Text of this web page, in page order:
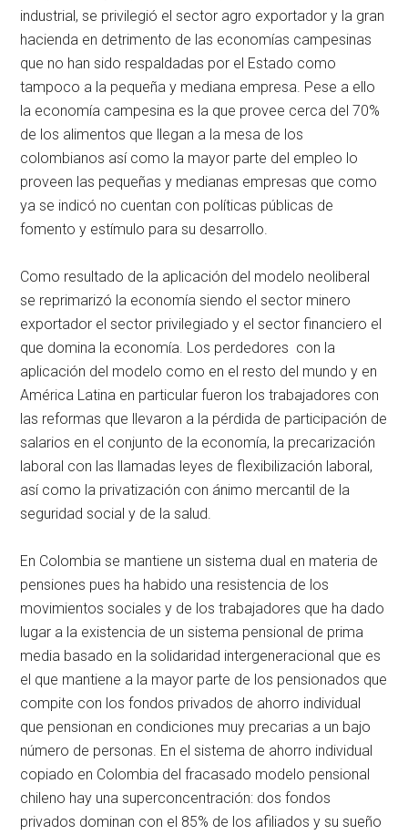
industrial, se privilegió el sector agro exportador y la gran
hacienda en detrimento de las economías campesinas
que no han sido respaldadas por el Estado como
tampoco a la pequeña y mediana empresa. Pese a ello
la economía campesina es la que provee cerca del 70%
de los alimentos que llegan a la mesa de los
colombianos así como la mayor parte del empleo lo
proveen las pequeñas y medianas empresas que como
ya se indicó no cuentan con políticas públicas de
fomento y estímulo para su desarrollo.
Como resultado de la aplicación del modelo neoliberal
se reprimarizó la economía siendo el sector minero
exportador el sector privilegiado y el sector financiero el
que domina la economía. Los perdedores con la
aplicación del modelo como en el resto del mundo y en
América Latina en particular fueron los trabajadores con
las reformas que llevaron a la pérdida de participación de
salarios en el conjunto de la economía, la precarización
laboral con las llamadas leyes de flexibilización laboral,
así como la privatización con ánimo mercantil de la
seguridad social y de la salud.
En Colombia se mantiene un sistema dual en materia de
pensiones pues ha habido una resistencia de los
movimientos sociales y de los trabajadores que ha dado
lugar a la existencia de un sistema pensional de prima
media basado en la solidaridad intergeneracional que es
el que mantiene a la mayor parte de los pensionados que
compite con los fondos privados de ahorro individual
que pensionan en condiciones muy precarias a un bajo
número de personas. En el sistema de ahorro individual
copiado en Colombia del fracasado modelo pensional
chileno hay una superconcentración: dos fondos
privados dominan con el 85% de los afiliados y su sueño